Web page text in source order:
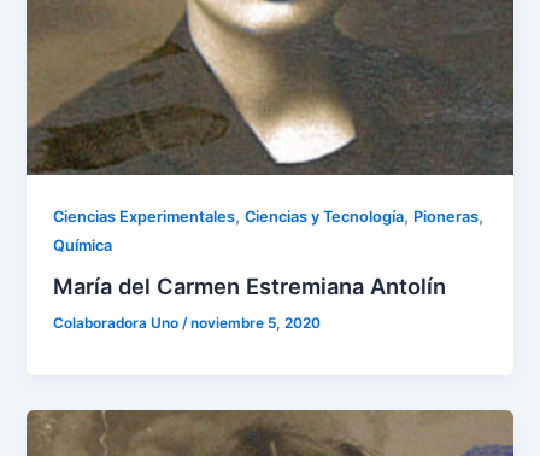
Ciencias Experimentales,Ciencias y Tecnología, Pioneras,
Química
María del Carmen Estremiana Antolín
Colaboradora Uno/noviembre 5, 2020